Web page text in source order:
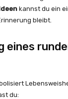
kannst du ein
bleibt.
eines
du: